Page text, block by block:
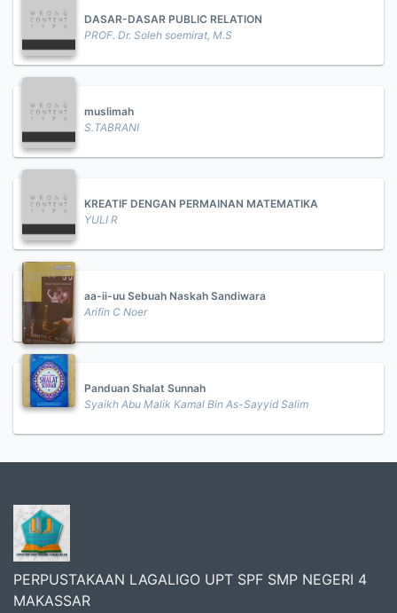
DASAR-DASAR PUBLIC RELATION
PROF. Dr. Soleh soemirat, M.S
muslimah
S.TABRANI
KREATIF DENGAN PERMAINAN MATEMATIKA
YULI R
aa-ii-uu Sebuah Naskah Sandiwara
Arifin C Noer
Panduan Shalat Sunnah
Syaikh Abu Malik Kamal Bin As-Sayyid Salim
PERPUSTAKAAN LAGALIGO UPT SPF SMP NEGERI 4
MAKASSAR